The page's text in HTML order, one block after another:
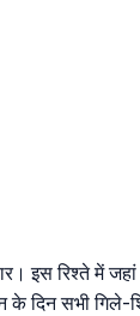
इस रिश्ते में
के दिन सभी